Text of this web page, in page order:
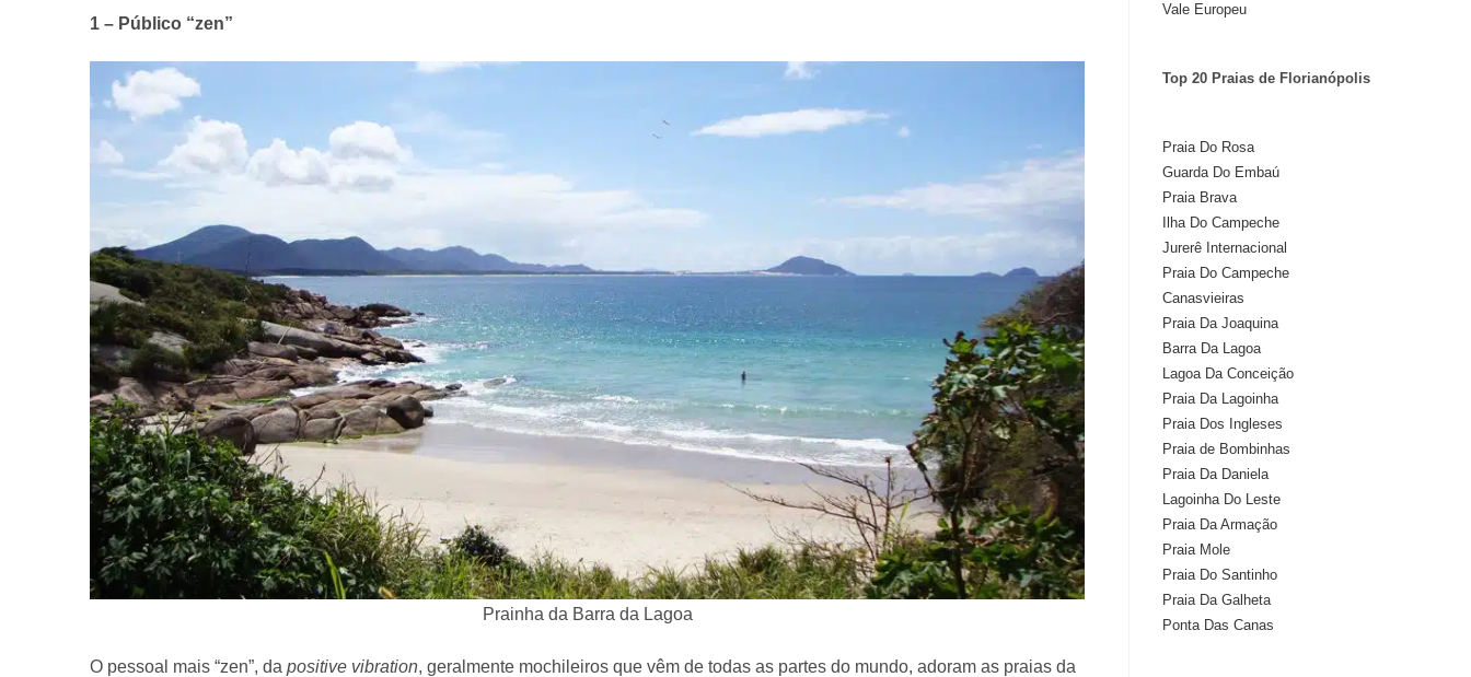
1 – Público “zen”
Prainha da Barra da Lagoa
O pessoal mais “zen”, da positive vibration, geralmente mochileiros que vêm de todas as partes do mundo, adoram as praias da
Vale Europeu
Top 20 Praias de Florianópolis
Praia Do Rosa
Guarda Do Embaú
Praia Brava
Ilha Do Campeche
Jurerê Internacional
Praia Do Campeche
Canasvieiras
Praia Da Joaquina
Barra Da Lagoa
Lagoa Da Conceição
Praia Da Lagoinha
Praia Dos Ingleses
Praia de Bombinhas
Praia Da Daniela
Lagoinha Do Leste
Praia Da Armação
Praia Mole
Praia Do Santinho
Praia Da Galheta
Ponta Das Canas